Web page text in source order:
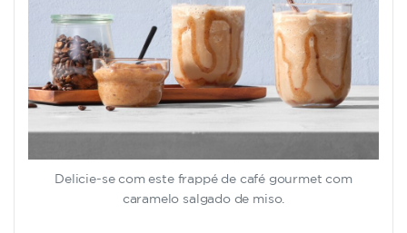
Delicie-se com este frappé de café gourmet com
caramelo salgado de miso.